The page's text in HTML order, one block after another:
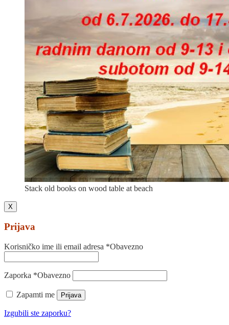
Stack old books on wood table at beach
X
Prijava
Korisničko ime ili email adresa *Obavezno
Zaporka *Obavezno
Zapamti me Prijava
Izgubili ste zaporku?